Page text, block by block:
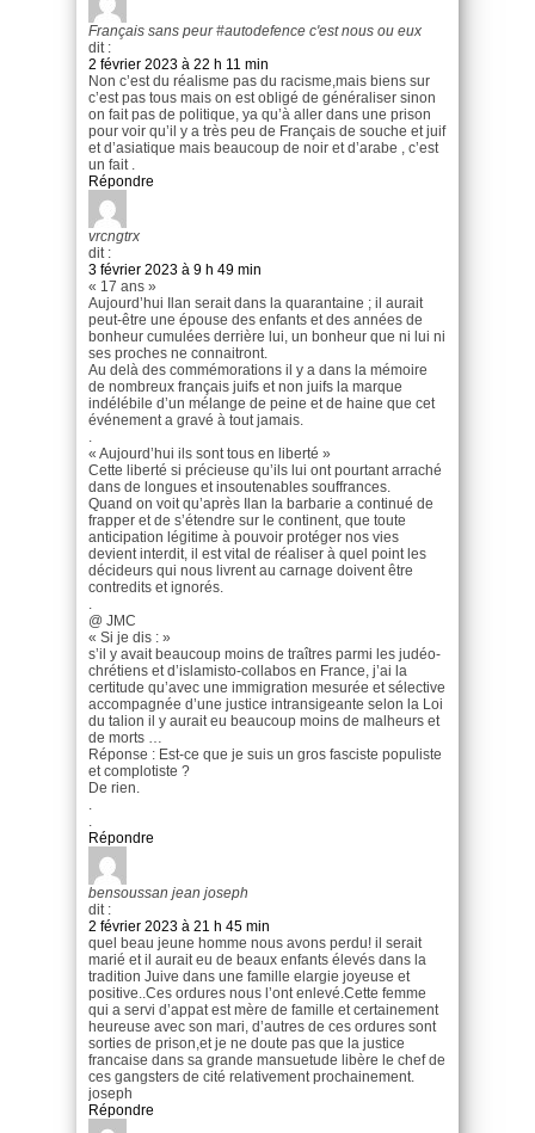
Français sans peur #autodefence c'est nous ou eux
dit :
2 février 2023 à 22 h 11 min
Non c’est du réalisme pas du racisme,mais biens sur
c’est pas tous mais on est obligé de généraliser sinon
on fait pas de politique, ya qu’à aller dans une prison
pour voir qu’il y a très peu de Français de souche et juif
et d’asiatique mais beaucoup de noir et d’arabe , c’est
un fait .
Répondre
vrcngtrx
dit :
3 février 2023 à 9 h 49 min
« 17 ans »
Aujourd’hui Ilan serait dans la quarantaine ; il aurait
peut-être une épouse des enfants et des années de
bonheur cumulées derrière lui, un bonheur que ni lui ni
ses proches ne connaitront.
Au delà des commémorations il y a dans la mémoire
de nombreux français juifs et non juifs la marque
indélébile d’un mélange de peine et de haine que cet
événement a gravé à tout jamais.
.
« Aujourd’hui ils sont tous en liberté »
Cette liberté si précieuse qu’ils lui ont pourtant arraché
dans de longues et insoutenables souffrances.
Quand on voit qu’après Ilan la barbarie a continué de
frapper et de s’étendre sur le continent, que toute
anticipation légitime à pouvoir protéger nos vies
devient interdit, il est vital de réaliser à quel point les
décideurs qui nous livrent au carnage doivent être
contredits et ignorés.
.
@ JMC
« Si je dis : »
s’il y avait beaucoup moins de traîtres parmi les judéo-
chrétiens et d’islamisto-collabos en France, j’ai la
certitude qu’avec une immigration mesurée et sélective
accompagnée d’une justice intransigeante selon la Loi
du talion il y aurait eu beaucoup moins de malheurs et
de morts …
Réponse : Est-ce que je suis un gros fasciste populiste
et complotiste ?
De rien.
.
.
Répondre
bensoussan jean joseph
dit :
2 février 2023 à 21 h 45 min
quel beau jeune homme nous avons perdu! il serait
marié et il aurait eu de beaux enfants élevés dans la
tradition Juive dans une famille elargie joyeuse et
positive..Ces ordures nous l’ont enlevé.Cette femme
qui a servi d’appat est mère de famille et certainement
heureuse avec son mari, d’autres de ces ordures sont
sorties de prison,et je ne doute pas que la justice
francaise dans sa grande mansuetude libère le chef de
ces gangsters de cité relativement prochainement.
joseph
Répondre